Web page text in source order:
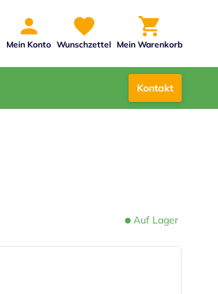
Mein Konto Wunschzettel Mein Warenkorb
Kontakt
Auf Lager